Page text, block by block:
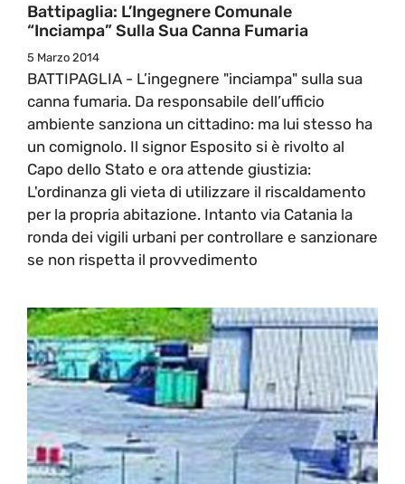
Battipaglia: L’Ingegnere Comunale
“inciampa” Sulla Sua Canna Fumaria
5 Marzo 2014
BATTIPAGLIA - L’ingegnere "inciampa" sulla sua
canna fumaria. Da responsabile dell’ufficio
ambiente sanziona un cittadino: ma lui stesso ha
un comignolo. Il signor Esposito si è rivolto al
Capo dello Stato e ora attende giustizia:
L'ordinanza gli vieta di utilizzare il riscaldamento
per la propria abitazione. Intanto via Catania la
ronda dei vigili urbani per controllare e sanzionare
se non rispetta il provvedimento